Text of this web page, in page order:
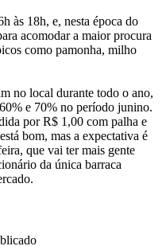
às 18h, e, nesta época do
acomodar a maior procura
como pamonha, milho
no local durante todo o ano,
e 70% no período junino.
por R$ 1,00 com palha e
bom, mas a expectativa é
que vai ter mais gente
da única barraca